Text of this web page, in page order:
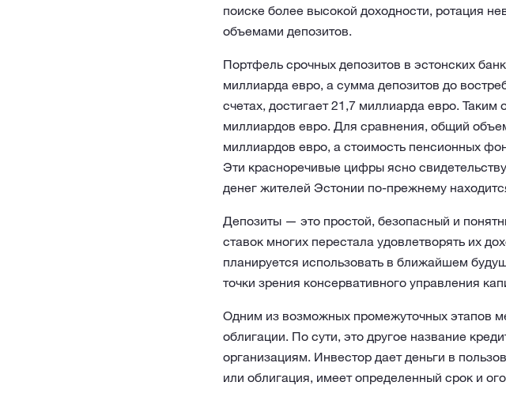
поиске более высокой доходности, ротация
объемами депозитов.
Портфель срочных депозитов в эстонских
миллиарда евро, а сумма депозитов до
счетах, достигает 21,7 миллиарда евро.
миллиардов евро. Для сравнения, общий
миллиардов евро, а стоимость пенсионных
Эти красноречивые цифры ясно
денег жителей Эстонии по-прежнему
Депозиты — это простой, безопасный и
ставок многих перестала удовлетворять их
планируется использовать в ближайшем
точки зрения консервативного управления
Одним из возможных промежуточных этапов
облигации. По сути, это другое название
организациям. Инвестор дает деньги в
или облигация, имеет определенный срок и